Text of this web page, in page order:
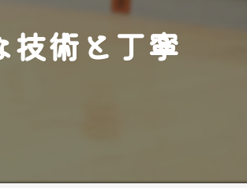
技術と丁寧